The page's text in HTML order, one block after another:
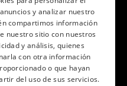
SPANISH
GERMAN
FRENCH
y analizar nuestro
compartimos información
nuestro sitio con nuestros
y análisis, quienes
con otra información
o que hayan
del uso de sus servicios.